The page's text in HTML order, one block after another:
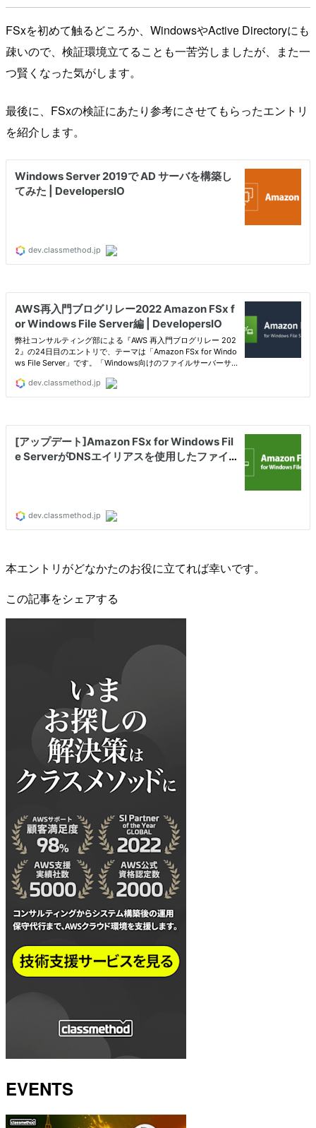
FSxを初めて触るどころか、WindowsやActive Directoryにも
疎いので、検証環境立てることも一苦労しましたが、また一
つ賢くなった気がします。
最後に、FSxの検証にあたり参考にさせてもらったエントリ
を紹介します。
本エントリがどなかたのお役に立てれば幸いです。
この記事をシェアする
EVENTS